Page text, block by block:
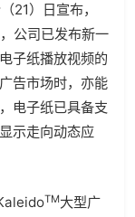
）日宣布，
公司已发布新一
子纸播放视频的
告市场时，亦能
电子纸已具备支
示走向动态应
TM大型广